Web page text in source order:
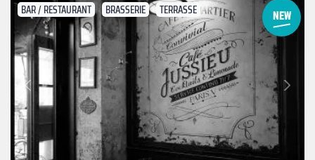
BAR / RESTAURANT BRASSERIE TERRASSE
Précédent
Suivant